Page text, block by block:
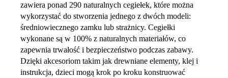
zawiera ponad 290 naturalnych cegiełek, które można
wykorzystać do stworzenia jednego z dwóch modeli:
średniowiecznego zamku lub strażnicy. Cegiełki
wykonane są w 100% z naturalnych materiałów, co
zapewnia trwałość i bezpieczeństwo podczas zabawy.
Dzięki akcesoriom takim jak drewniane elementy, klej i
instrukcja, dzieci mogą krok po kroku konstruować